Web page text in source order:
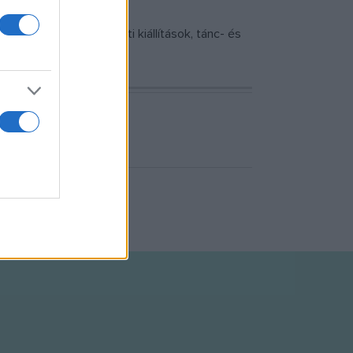
képzőművészeti kiállítások, tánc- és